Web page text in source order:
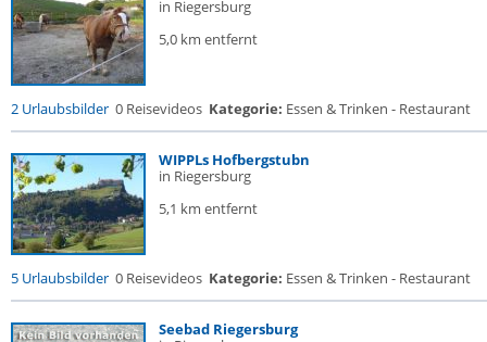
in Riegersburg
5,0 km entfernt
2 Urlaubsbilder 0 Reisevideos Kategorie: Essen & Trinken - Restaurant
WIPPLs Hofbergstubn
in Riegersburg
5,1 km entfernt
5 Urlaubsbilder 0 Reisevideos Kategorie: Essen & Trinken - Restaurant
Seebad Riegersburg